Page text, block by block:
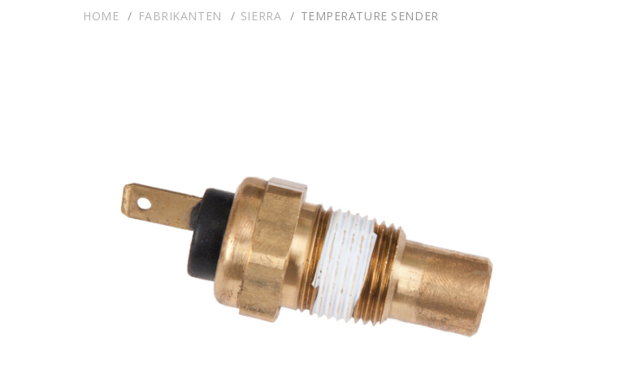
HOME FABRIKANTEN SIERRA TEMPERATURE SENDER